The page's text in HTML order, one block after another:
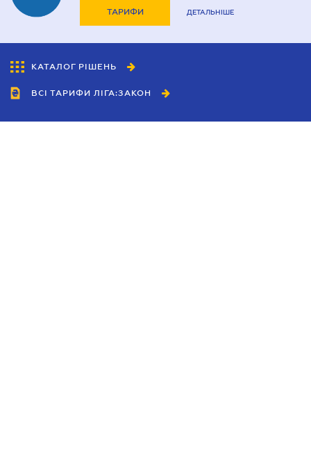
ТАРИФИ ДЕТАЛЬНІШЕ
КАТАЛОГ РІШЕНЬ
ВСІ ТАРИФИ ЛІГА:ЗАКОН